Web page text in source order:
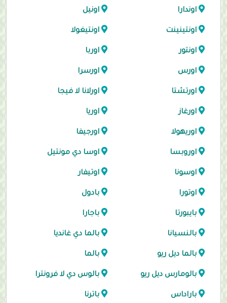
اوندارا اونيل
اونتينينت اونتيغولا
اونتور اوربا
اورس اورسرا
اورتشتا اورلانا لا فيجا
اورغاز اوريا
اوريهولا اورجيفا
اوروبسا اوسا دي مونتيل
اوسونا اوتيفار
اوتورا بادول
بايبورتا باجارا
بالنسيانا بالما دي غانديا
بالما ديل ريو بالما
بالومارس ديل ريو بالوس دي لا فرونترا
باراداس باترنا